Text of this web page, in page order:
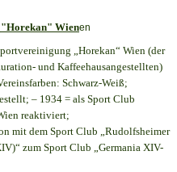
Wienen
„Horekan“ Wien (der
und Kaffeehausangestellten)
Schwarz-Weiß;
– 1934 = als Sport Club
reaktiviert;
mit dem Sport Club „Rudolfsheimer
zum Sport Club „Germania XIV-